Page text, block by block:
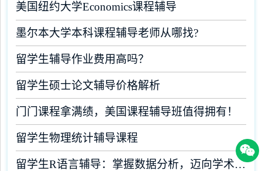
美国纽约大学Economics课程辅导
墨尔本大学本科课程辅导老师从哪找?
留学生辅导作业费用高吗？
留学生硕士论文辅导价格解析
门门课程拿满绩，美国课程辅导班值得拥有！
留学生物理统计辅导课程
留学生R语言辅导：掌握数据分析，迈向学术成功